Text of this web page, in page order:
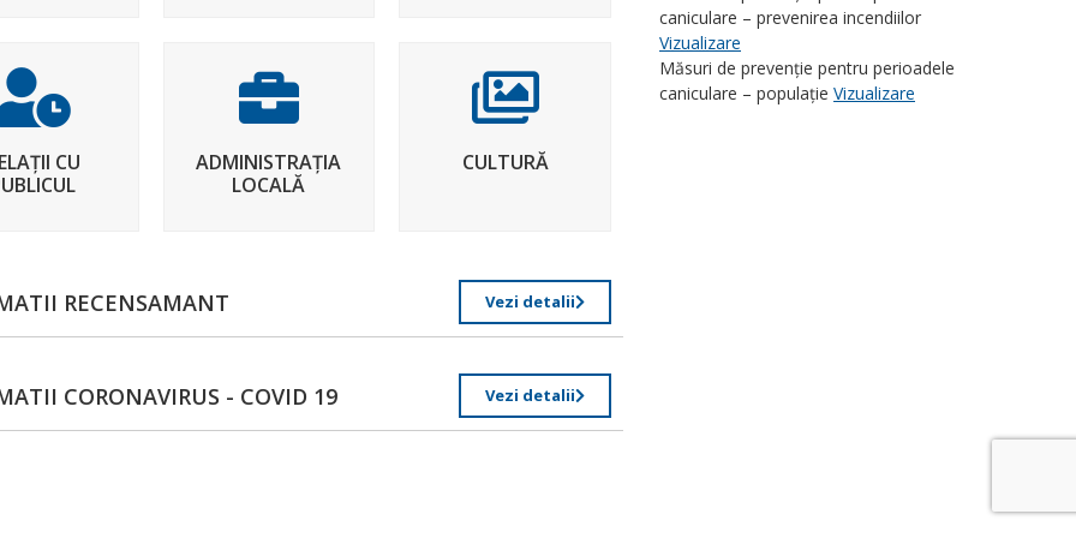
CU
ADMINISTRAȚIA
LOCALĂ
CULTURĂ
RECENSAMANT Vezi detalii
CORONAVIRUS - COVID 19 Vezi detalii
caniculare – prevenirea incendiilor
Vizualizare
Măsuri de prevenție pentru perioadele
caniculare – populație Vizualizare